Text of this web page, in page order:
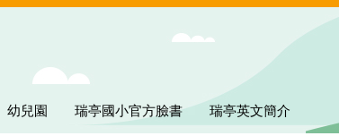
幼兒園 瑞亭國小官方臉書 瑞亭英文簡介